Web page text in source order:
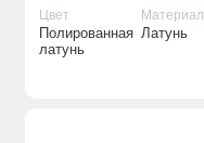
Extreza AS-60 ключ-ключ
25x10x25 (30/30)
полированная латунь F01
Цвет
Полированная
латунь
Материал
Латунь